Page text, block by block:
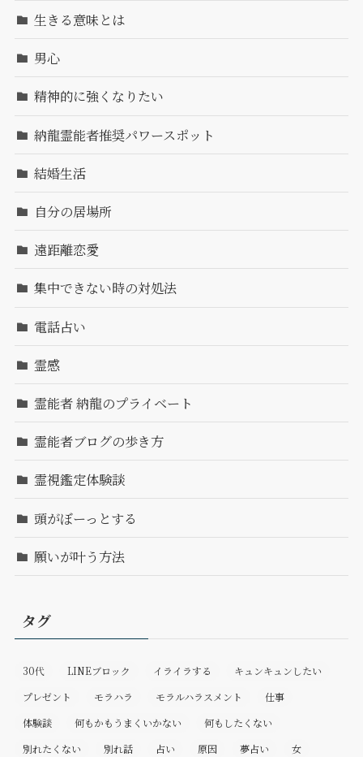
生きる意味とは
男心
精神的に強くなりたい
納龍霊能者推奨パワースポット
結婚生活
自分の居場所
遠距離恋愛
集中できない時の対処法
電話占い
霊感
霊能者 納龍のプライベート
霊能者ブログの歩き方
霊視鑑定体験談
頭がぼーっとする
願いが叶う方法
タグ
30代 LINEブロック イライラする
キュンキュンしたい
プレゼント
モラハラ モラルハラスメント
仕事
体験談
何もかもうまくいかない
何もしたくない
別れたくない
別れ話 占い 原因 夢占い 女